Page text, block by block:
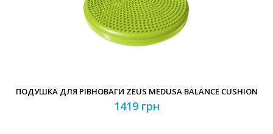
ПОДУШКА ДЛЯ РІВНОВАГИ ZEUS MEDUSA BALANCE CUSHION
1419 грн